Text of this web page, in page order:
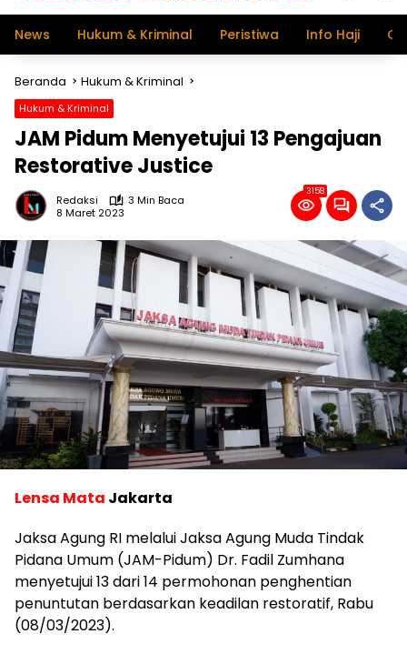
News Hukum & Kriminal Peristiwa Info Haji
Beranda Hukum & Kriminal
Hukum & Kriminal
JAM Pidum Menyetujui 13 Pengajuan
Restorative Justice
Redaksi
3 Min Baca
8 Maret 2023
3158
Lensa Mata Jakarta
Jaksa Agung RI melalui Jaksa Agung Muda Tindak
Pidana Umum (JAM-Pidum) Dr. Fadil Zumhana
menyetujui 13 dari 14 permohonan penghentian
penuntutan berdasarkan keadilan restoratif, Rabu
(08/03/2023).